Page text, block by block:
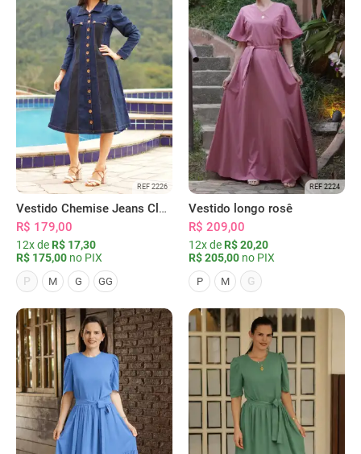
REF 2226
Vestido Chemise Jeans Clássica Serena
R$ 179,00
12x de R$ 17,30
R$ 175,00 no PIX
P
M G GG
REF 2224
Vestido longo rosê
R$ 209,00
12x de R$ 20,20
R$ 205,00 no PIX
P M G